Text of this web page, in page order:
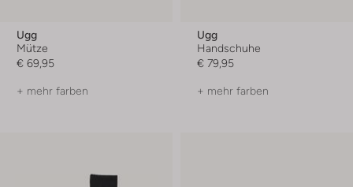
Ugg
Mütze
€ 69,95
+ mehr farben
Ugg
Handschuhe
€ 79,95
+ mehr farben